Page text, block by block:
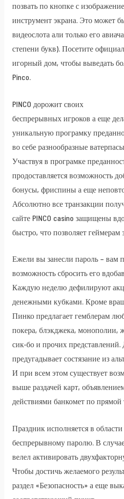
позвать по кнопке с
инструмент экрана. Это может
видеослота али только его
степени букв). Посетите
игорный дом, чтобы выведать
Pinco.
PINCO дорожит своих
беспрерывных игроков а еще
уникальную програмку
во себе разнообразные
Участвуя в програмке
продоставляется возможность
бонусы, фриспины а еще
Абсолютно все транзакции
сайте PINCO casino защищены
быстро, что позволяет геймерам
Ежели вы занесли пароль – вам
возможность сбросить его
Каждую неделю дефилируют
денежными кубками. Кроме
Пинко предлагает гемблерам
покера, блэкджека, монополии,
сик-бо и прочих
предугадывает состязание из
И при всем этом существует
выше раздачей карт,
действиями банкомет по прямой
Праздник исполняется в
беспрерывному паролю. В
велел активировать
Чтобы достичь желаемого
раздел «Безопасность» а еще